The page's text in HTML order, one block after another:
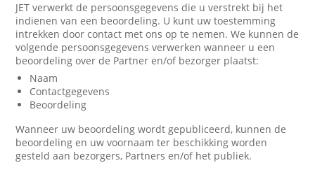
JET verwerkt de persoonsgegevens die u verstrekt bij het
indienen van een beoordeling. U kunt uw toestemming
intrekken door contact met ons op te nemen. We kunnen de
volgende persoonsgegevens verwerken wanneer u een
beoordeling over de Partner en/of bezorger plaatst:
Naam
Contactgegevens
Beoordeling
Wanneer uw beoordeling wordt gepubliceerd, kunnen de
beoordeling en uw voornaam ter beschikking worden
gesteld aan bezorgers, Partners en/of het publiek.